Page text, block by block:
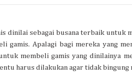
dinilai sebagai busana terbaik
gamis. Apalagi bagi mereka yang
membeli gamis yang dinilainya
harus dilakukan agar tidak bingung